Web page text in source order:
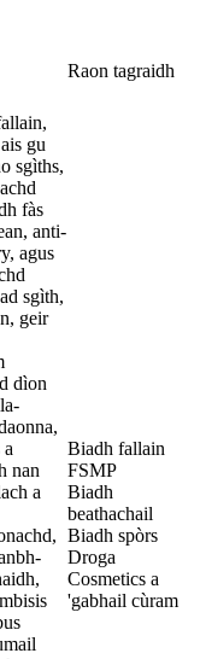
Raon tagraidh
gu
sgìths,
Biadh fallain
FSMP
Biadh
beathachail
Biadh spòrs
Droga
Cosmetics a
'gabhail cùram
fàs
anti-
agus
sgìth,
geir
dìon
a
nan
a